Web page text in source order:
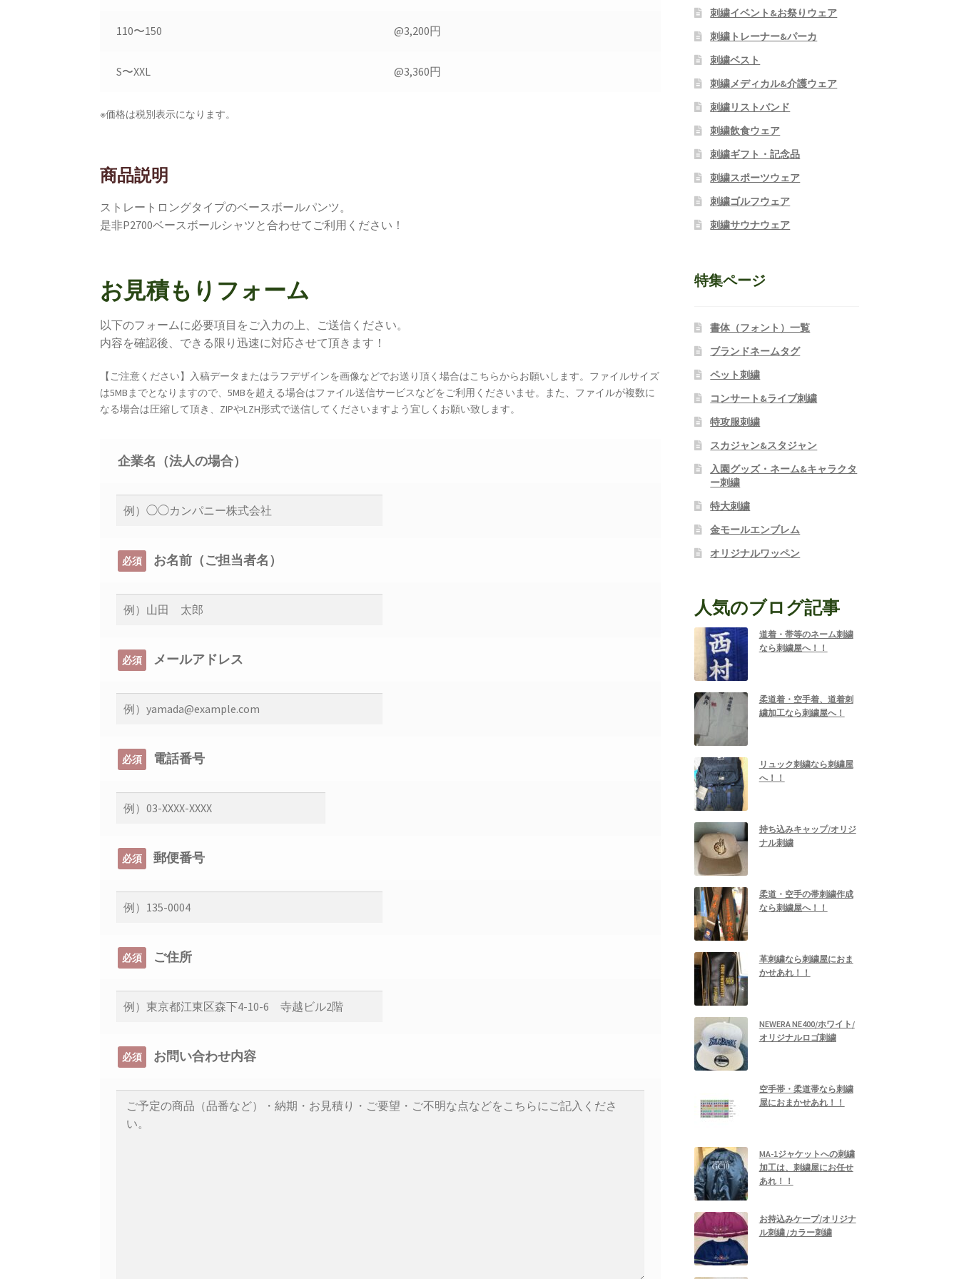
110〜150 @3,200円
S〜XXL @3,360円
※価格は税別表示になります。
商品説明
ストレートロングタイプのベースボールパンツ。
是非P2700ベースボールシャツと合わせてご利用ください！
お見積もりフォーム
以下のフォームに必要項目をご入力の上、ご送信ください。
内容を確認後、できる限り迅速に対応させて頂きます！
【ご注意ください】入稿データまたはラフデザインを画像などでお送り頂く場合はこちらからお願いします。ファイルサイズ
は5MBまでとなりますので、5MBを超える場合はファイル送信サービスなどをご利用くださいませ。また、ファイルが複数に
なる場合は圧縮して頂き、ZIPやLZH形式で送信してくださいますよう宜しくお願い致します。
企業名（法人の場合）
必須 お名前（ご担当者名）
必須 メールアドレス
必須 電話番号
必須 郵便番号
必須 ご住所
必須 お問い合わせ内容
刺繍イベント&お祭りウェア
刺繍トレーナー&パーカ
刺繍ベスト
刺繍メディカル&介護ウェア
刺繍リストバンド
刺繍飲食ウェア
刺繍ギフト・記念品
刺繍スポーツウェア
刺繍ゴルフウェア
刺繍サウナウェア
特集ページ
書体（フォント）一覧
ブランドネームタグ
ペット刺繍
コンサート&ライブ刺繍
特攻服刺繍
スカジャン&スタジャン
入園グッズ・ネーム&キャラクタ
ー刺繍
特大刺繍
金モールエンブレム
オリジナルワッペン
人気のブログ記事
道着・帯等のネーム刺繍
なら刺繍屋へ！！
柔道着・空手着、道着刺
繍加工なら刺繍屋へ！
リュック刺繍なら刺繍屋
へ！！
持ち込みキャップ/オリジ
ナル刺繍
柔道・空手の帯刺繍作成
なら刺繍屋へ！！
革刺繍なら刺繍屋におま
かせあれ！！
NEWERA NE400/ホワイト/
オリジナルロゴ刺繍
空手帯・柔道帯なら刺繍
屋におまかせあれ！！
MA-1ジャケットへの刺繍
加工は、刺繍屋にお任せ
あれ！！
お持込みケープ/オリジナ
ル刺繍 /カラー刺繍